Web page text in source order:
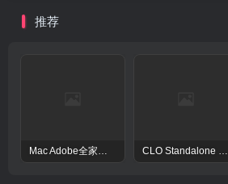
推荐
Mac Adobe全家桶激活工具Adobe Activation Tool CLO Standalone OnlineAuth Mac激活版-CLO3D三维服装设计演示软件